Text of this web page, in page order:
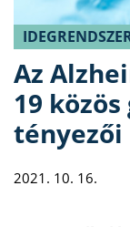
Az
19
tényezői
2021. 10. 16.